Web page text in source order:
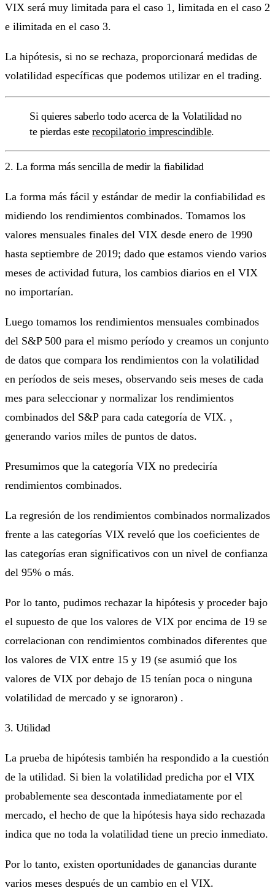
VIX será muy limitada para el caso 1, limitada en el caso 2
e ilimitada en el caso 3.
La hipótesis, si no se rechaza, proporcionará medidas de
volatilidad específicas que podemos utilizar en el trading.
Si quieres saberlo todo acerca de la Volatilidad no
te pierdas esterecopilatorio imprescindible.
2. La forma más sencilla de medir la fiabilidad
La forma más fácil y estándar de medir la confiabilidad es
midiendo los rendimientos combinados. Tomamos los
valores mensuales finales del VIX desde enero de 1990
hasta septiembre de 2019; dado que estamos viendo varios
meses de actividad futura, los cambios diarios en el VIX
no importarían.
Luego tomamos los rendimientos mensuales combinados
del S&P 500 para el mismo período y creamos un conjunto
de datos que compara los rendimientos con la volatilidad
en períodos de seis meses, observando seis meses de cada
mes para seleccionar y normalizar los rendimientos
combinados del S&P para cada categoría de VIX. ,
generando varios miles de puntos de datos.
Presumimos que la categoría VIX no predeciría
rendimientos combinados.
La regresión de los rendimientos combinados normalizados
frente a las categorías VIX reveló que los coeficientes de
las categorías eran significativos con un nivel de confianza
del 95% o más.
Por lo tanto, pudimos rechazar la hipótesis y proceder bajo
el supuesto de que los valores de VIX por encima de 19 se
correlacionan con rendimientos combinados diferentes que
los valores de VIX entre 15 y 19 (se asumió que los
valores de VIX por debajo de 15 tenían poca o ninguna
volatilidad de mercado y se ignoraron) .
3. Utilidad
La prueba de hipótesis también ha respondido a la cuestión
de la utilidad. Si bien la volatilidad predicha por el VIX
probablemente sea descontada inmediatamente por el
mercado, el hecho de que la hipótesis haya sido rechazada
indica que no toda la volatilidad tiene un precio inmediato.
Por lo tanto, existen oportunidades de ganancias durante
varios meses después de un cambio en el VIX.